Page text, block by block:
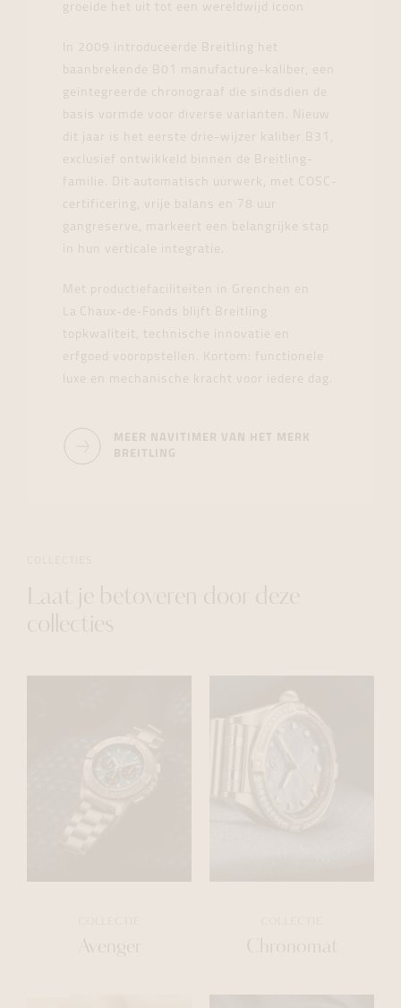
groeide het uit tot een wereldwijd icoon
In 2009 introduceerde Breitling het
baanbrekende B01 manufacture-kaliber, een
geïntegreerde chronograaf die sindsdien de
basis vormde voor diverse varianten. Nieuw
dit jaar is het eerste drie-wijzer kaliber B31,
exclusief ontwikkeld binnen de Breitling-
familie. Dit automatisch uurwerk, met COSC-
certificering, vrije balans en 78 uur
gangreserve, markeert een belangrijke stap
in hun verticale integratie.
Met productiefaciliteiten in Grenchen en
La Chaux-de‑Fonds blijft Breitling
topkwaliteit, technische innovatie en
erfgoed vooropstellen. Kortom: functionele
luxe en mechanische kracht voor iedere dag.
MEER NAVITIMER VAN HET MERK
BREITLING
Laat je betoveren door deze
collecties
Avenger Chronomat